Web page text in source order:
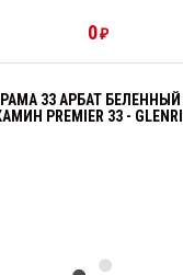
0₽
33 АРБАТ БЕЛЕННЫЙ
PREMIER 33 -